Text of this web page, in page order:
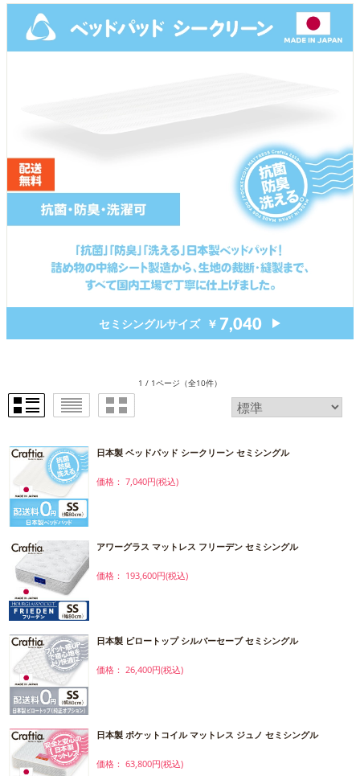
セミシングルサイズ ￥ 7,040
1 / 1ページ （全10件）
日本製 ベッドパッド シークリーン セミシングル
価格： 7,040円(税込)
アワーグラス マットレス フリーデン セミシングル
価格： 193,600円(税込)
日本製 ピロートップ シルバーセーブ セミシングル
価格： 26,400円(税込)
日本製 ポケットコイル マットレス ジュノ セミシングル
価格： 63,800円(税込)